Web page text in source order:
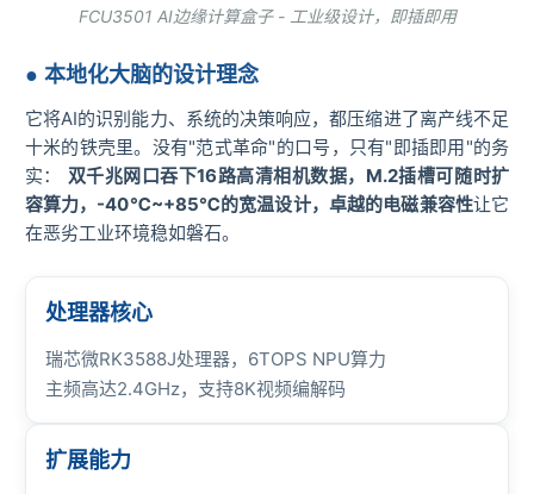
FCU3501 AI边缘计算盒子 - 工业级设计，即插即用
● 本地化大脑的设计理念
它将AI的识别能力、系统的决策响应，都压缩进了离产线不足
十米的铁壳里。没有"范式革命"的口号，只有"即插即用"的务
实： 双千兆网口吞下16路高清相机数据，M.2插槽可随时扩
容算力，-40℃~+85℃的宽温设计，卓越的电磁兼容性让它
在恶劣工业环境稳如磐石。
处理器核心
瑞芯微RK3588J处理器，6TOPS NPU算力
主频高达2.4GHz，支持8K视频编解码
扩展能力